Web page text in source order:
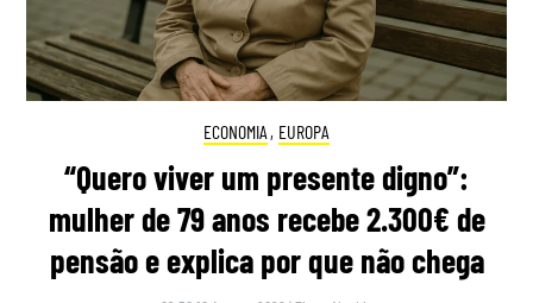
ECONOMIA , EUROPA
“Quero viver um presente digno”:
mulher de 79 anos recebe 2.300€ de
pensão e explica por que não chega